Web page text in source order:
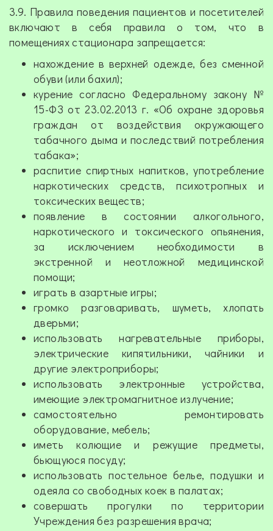
3.9. Правила поведения пациентов и посетителей
включают в себя правила о том, что в
помещениях стационара запрещается:
нахождение в верхней одежде, без сменной
обуви (или бахил);
курение согласно Федеральному закону №
15-ФЗ от 23.02.2013 г. «Об охране здоровья
граждан от воздействия окружающего
табачного дыма и последствий потребления
табака»;
распитие спиртных напитков, употребление
наркотических средств, психотропных и
токсических веществ;
появление в состоянии алкогольного,
наркотического и токсического опьянения,
за исключением необходимости в
экстренной и неотложной медицинской
помощи;
играть в азартные игры;
громко разговаривать, шуметь, хлопать
дверьми;
использовать нагревательные приборы,
электрические кипятильники, чайники и
другие электроприборы;
использовать электронные устройства,
имеющие электромагнитное излучение;
самостоятельно ремонтировать
оборудование, мебель;
иметь колющие и режущие предметы,
бьющуюся посуду;
использовать постельное белье, подушки и
одеяла со свободных коек в палатах;
совершать прогулки по территории
Учреждения без разрешения врача;